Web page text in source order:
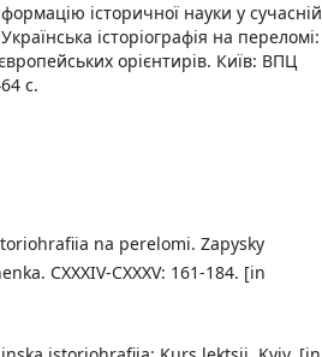
історичної науки у сучасній
історіографія на переломі:
орієнтирів. Київ: ВПЦ
с.
na perelomi. Zapysky
CXXXIV-CXXXV: 161-184. [in